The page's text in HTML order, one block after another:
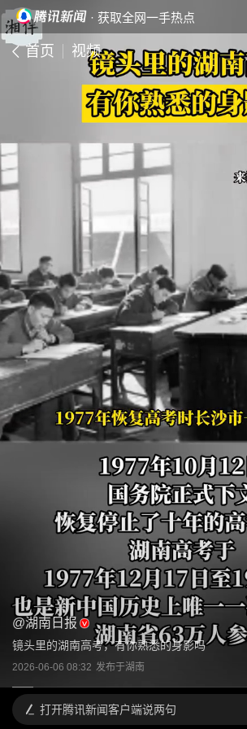
· 获取全网一手热点
首页 视频
@湖南日报
镜头里的湖南高考，有你熟悉的身影吗
2026-06-06 08:32 发布于湖南
打开腾讯新闻客户端说两句